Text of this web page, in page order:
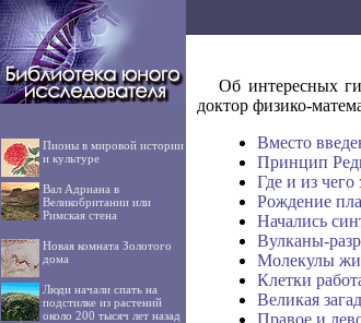
Пионы в мировой истории
и культуре
Вал Адриана в
Великобритании или
Римская стена
Новая комната Золотого
дома
Люди начали спать на
подстилке из растений
около 200 тысяч лет назад
Об интересных
доктор физико-
Вместо
Принцип
Где и из чего
Рождение
Начались
Вулканы-
Молекулы
Клетки
Великая
Правое и